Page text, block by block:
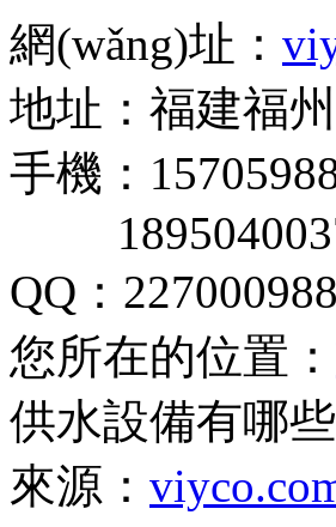
網(wǎng)址：
地址：福建福
手機：
QQ：
您所在的位置：
供水設備有哪
來源：